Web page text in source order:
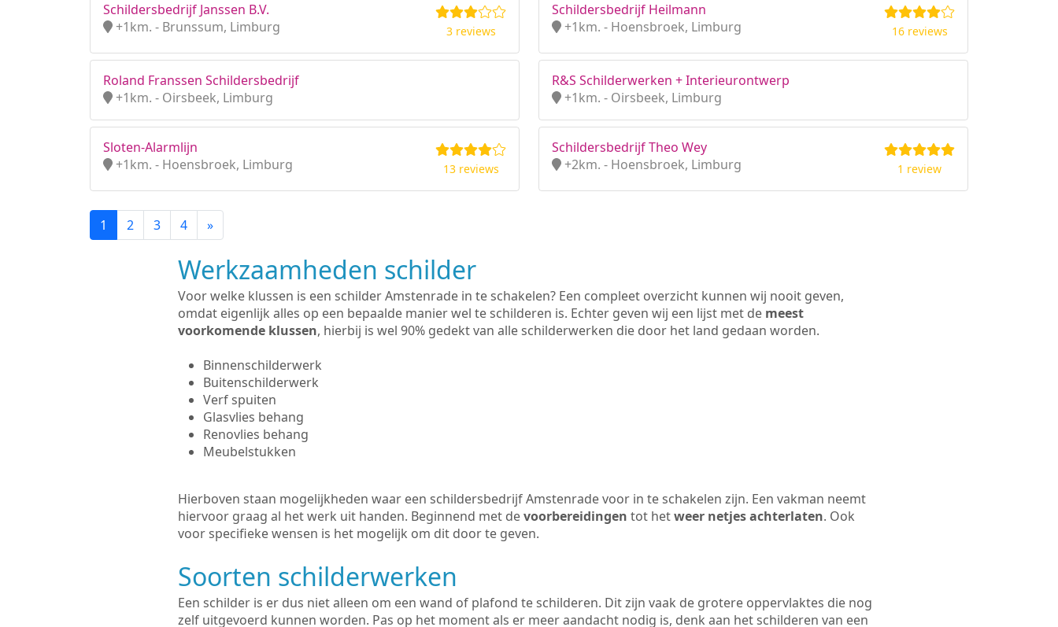
Schildersbedrijf Janssen B.V.
+1km. - Brunssum, Limburg
3 reviews
Schildersbedrijf Heilmann
+1km. - Hoensbroek, Limburg
16 reviews
Roland Franssen Schildersbedrijf
+1km. - Oirsbeek, Limburg
R&S Schilderwerken + Interieurontwerp
+1km. - Oirsbeek, Limburg
Sloten-Alarmlijn
+1km. - Hoensbroek, Limburg
13 reviews
Schildersbedrijf Theo Wey
+2km. - Hoensbroek, Limburg
1 review
1 2 3 4 »
Werkzaamheden schilder
Voor welke klussen is een schilder Amstenrade in te schakelen? Een compleet overzicht kunnen wij nooit geven,
omdat eigenlijk alles op een bepaalde manier wel te schilderen is. Echter geven wij een lijst met de meest
voorkomende klussen, hierbij is wel 90% gedekt van alle schilderwerken die door het land gedaan worden.
Binnenschilderwerk
Buitenschilderwerk
Verf spuiten
Glasvlies behang
Renovlies behang
Meubelstukken
Hierboven staan mogelijkheden waar een schildersbedrijf Amstenrade voor in te schakelen zijn. Een vakman neemt
hiervoor graag al het werk uit handen. Beginnend met devoorbereidingen tot hetweer netjes achterlaten. Ook
voor specifieke wensen is het mogelijk om dit door te geven.
Soorten schilderwerken
Een schilder is er dus niet alleen om een wand of plafond te schilderen. Dit zijn vaak de grotere oppervlaktes die nog
zelf uitgevoerd kunnen worden. Pas op het moment als er meer aandacht nodig is, denk aan het schilderen van een